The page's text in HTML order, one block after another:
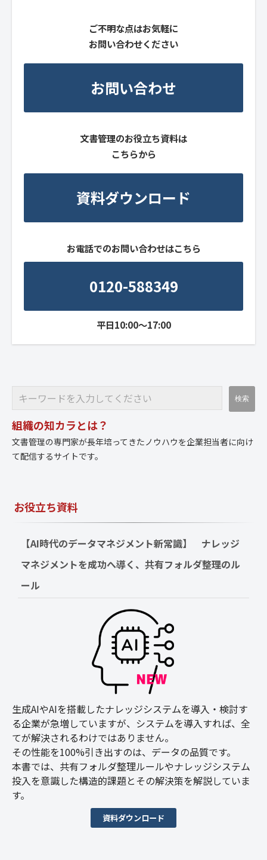
ご不明な点はお気軽に
お問い合わせください
お問い合わせ
文書管理のお役立ち資料は
こちらから
資料ダウンロード
お電話でのお問い合わせはこちら
0120-588349
平日10:00～17:00
組織の知カラとは？
文書管理の専門家が長年培ってきたノウハウを企業担当者に向け
て配信するサイトです。
お役立ち資料
【AI時代のデータマネジメント新常識】　ナレッジ
マネジメントを成功へ導く、共有フォルダ整理のル
ール
生成AIやAIを搭載したナレッジシステムを導入・検討す
る企業が急増していますが、システムを導入すれば、全
てが解決されるわけではありません。
その性能を100%引き出すのは、データの品質です。
本書では、共有フォルダ整理ルールやナレッジシステム
投入を意識した構造的課題とその解決策を解説していま
す。
資料ダウンロード